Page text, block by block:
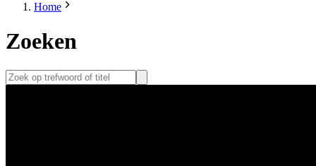
Home
Zoeken